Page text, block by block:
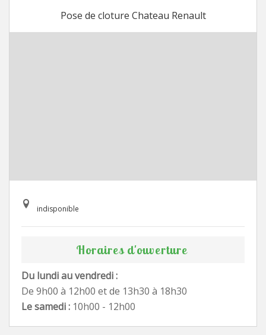
Pose de cloture Chateau Renault
indisponible
Horaires d'ouverture
Du lundi au vendredi :
De 9h00 à 12h00 et de 13h30 à 18h30
Le samedi : 10h00 - 12h00